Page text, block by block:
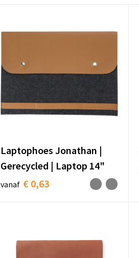
Laptophoes Jonathan |
Gerecycled | Laptop 14"
vanaf € 0,63